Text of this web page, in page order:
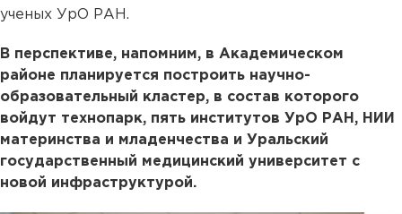
ученых УрО РАН.
В перспективе, напомним, в Академическом
районе планируется построить научно-
образовательный кластер, в состав которого
войдут технопарк, пять институтов УрО РАН, НИИ
материнства и младенчества и Уральский
государственный медицинский университет с
новой инфраструктурой.